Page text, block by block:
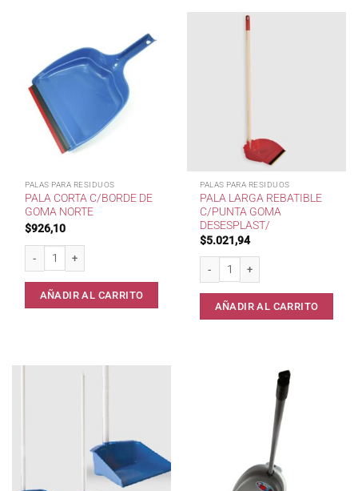
PALAS PARA RESIDUOS
PALA CORTA C/BORDE DE
GOMA NORTE
$926,10
Pala Corta c/Borde de Goma NORTE cantidad
AÑADIR AL CARRITO
PALAS PARA RESIDUOS
PALA LARGA REBATIBLE
C/PUNTA GOMA
DESESPLAST/
$5.021,94
Pala Larga Rebatible c/Punta Goma
AÑADIR AL CARRITO